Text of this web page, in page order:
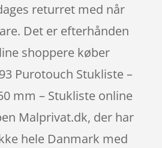
returret med når
Det er efterhånden
shoppere køber
Purotouch Stukliste –
mm – Stukliste online
Malprivat.dk, der har
hele Danmark med